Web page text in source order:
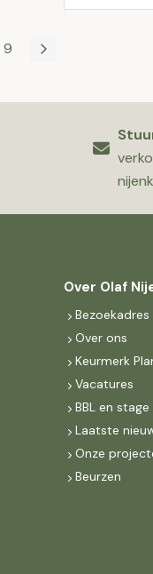
9
Over Olaf
Over ons
Keurmerk
Vacatures
BBL en stage
Laatste
Onze
Beurzen